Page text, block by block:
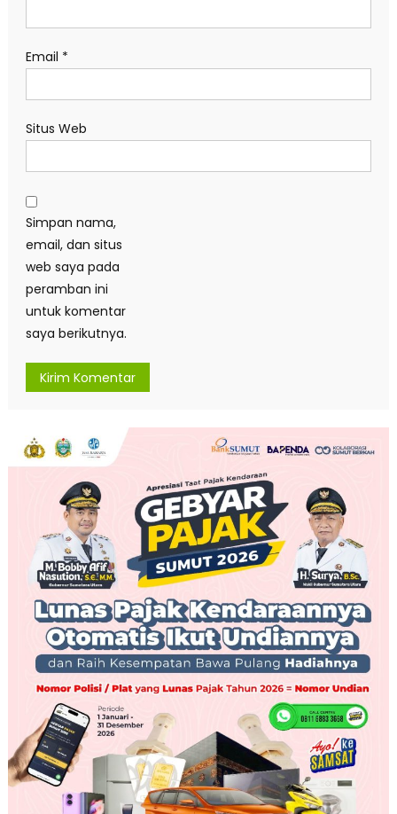
Email *
Situs Web
Simpan nama,
email, dan situs
web saya pada
peramban ini
untuk komentar
saya berikutnya.